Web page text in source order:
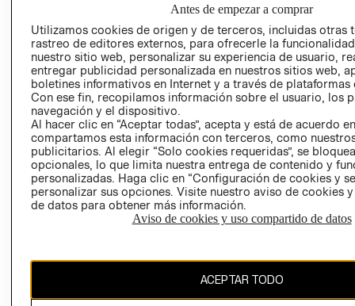
PROGRAMA DE
TRANSPARENCIA
Y ÉTICA (INGLÉS)
DE INDUSTRIA Y
COMERCIO - SIC
PETICIONES
QUEJAS Y
RECLAMOS
Colombia ($)
CAMBIAR REGIÓN
El contenido de esta página web está protegido por copyright y es
propiedad de H&M Hennes & Mauritz AB.
Antes de empezar a comprar
Utilizamos cookies de origen y de terceros, incluidas otras
rastreo de editores externos, para ofrecerle la
nuestro sitio web, personalizar su experiencia de usuario,
entregar publicidad personalizada en nuestros sitios web,
boletines informativos en Internet y a través de plataformas
Con ese fin, recopilamos información sobre el usuario, los
navegación y el dispositivo.
Al hacer clic en “Aceptar todas”, acepta y está de acuerdo
compartamos esta información con terceros, como
publicitarios. Al elegir “Solo cookies requeridas”, se
opcionales, lo que limita nuestra entrega de contenido y
personalizadas. Haga clic en “Configuración de cookies y
personalizar sus opciones. Visite nuestro aviso de cookies
de datos para obtener más información.
Aviso de cookies y uso compartido de datos
ACEPTAR TODO